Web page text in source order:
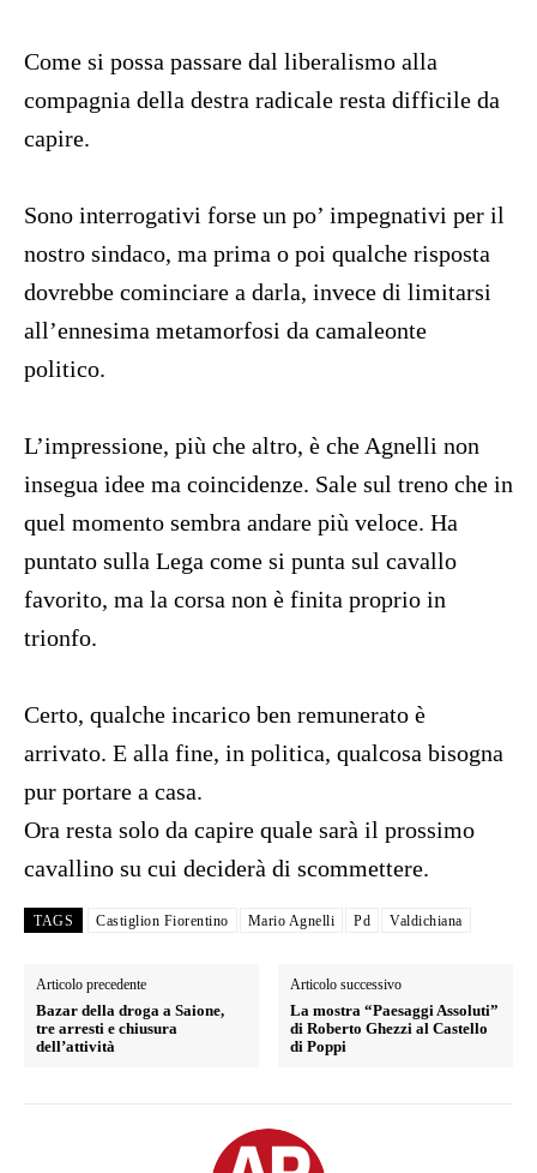
Come si possa passare dal liberalismo alla
compagnia della destra radicale resta difficile da
capire.
Sono interrogativi forse un po’ impegnativi per il
nostro sindaco, ma prima o poi qualche risposta
dovrebbe cominciare a darla, invece di limitarsi
all’ennesima metamorfosi da camaleonte
politico.
L’impressione, più che altro, è che Agnelli non
insegua idee ma coincidenze. Sale sul treno che in
quel momento sembra andare più veloce. Ha
puntato sulla Lega come si punta sul cavallo
favorito, ma la corsa non è finita proprio in
trionfo.
Certo, qualche incarico ben remunerato è
arrivato. E alla fine, in politica, qualcosa bisogna
pur portare a casa.
Ora resta solo da capire quale sarà il prossimo
cavallino su cui deciderà di scommettere.
TAGS Castiglion Fiorentino Mario Agnelli Pd Valdichiana
Articolo precedente
Bazar della droga a Saione,
tre arresti e chiusura
dell’attività
Articolo successivo
La mostra “Paesaggi Assoluti”
di Roberto Ghezzi al Castello
di Poppi